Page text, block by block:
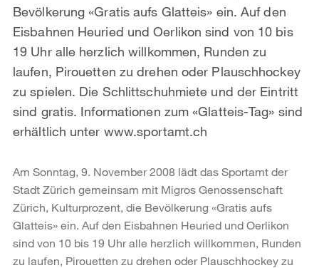
Bevölkerung «Gratis aufs Glatteis» ein. Auf den
Eisbahnen Heuried und Oerlikon sind von 10 bis
19 Uhr alle herzlich willkommen, Runden zu
laufen, Pirouetten zu drehen oder Plauschhockey
zu spielen. Die Schlittschuhmiete und der Eintritt
sind gratis. Informationen zum «Glatteis-Tag» sind
erhältlich unter www.sportamt.ch
Am Sonntag, 9. November 2008 lädt das Sportamt der
Stadt Zürich gemeinsam mit Migros Genossenschaft
Zürich, Kulturprozent, die Bevölkerung «Gratis aufs
Glatteis» ein. Auf den Eisbahnen Heuried und Oerlikon
sind von 10 bis 19 Uhr alle herzlich willkommen, Runden
zu laufen, Pirouetten zu drehen oder Plauschhockey zu